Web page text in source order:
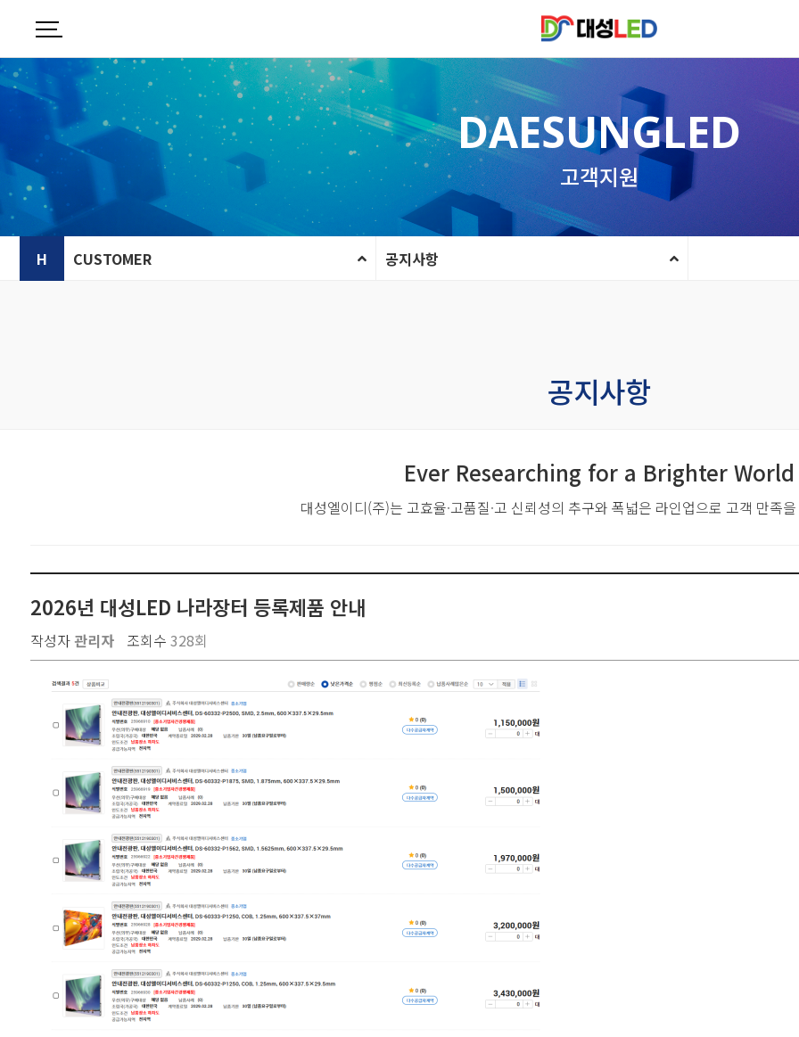
DAESUNGLED
고객지원
H CUSTOMER 공지사항
공지사항
Ever Researching for a Brighter World
대성엘이디(주)는 고효율·고품질·고 신뢰성의 추구와폭넓은 라인업으로 고객 만족
2026년 대성LED 나라장터 등록제품 안내
작성자관리자 조회수 328회